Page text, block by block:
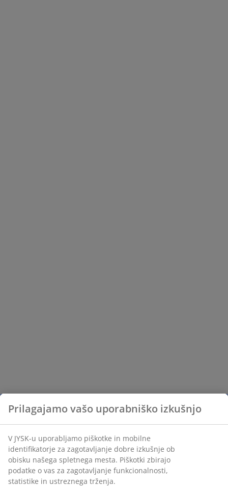
Prilagajamo vašo uporabniško izkušnjo
V JYSK-u uporabljamo piškotke in mobilne
identifikatorje za zagotavljanje dobre izkušnje ob
obisku našega spletnega mesta. Piškotki zbirajo
podatke o vas za zagotavljanje funkcionalnosti,
statistike in ustreznega trženja.